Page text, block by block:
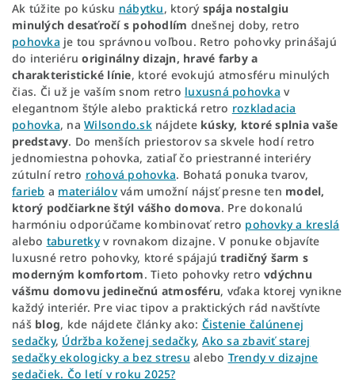
Ak túžite po kúsku nábytku, ktorý spája nostalgiu
minulých desaťročí s pohodlím dnešnej doby, retro
pohovka je tou správnou voľbou. Retro pohovky prinášajú
do interiéruoriginálny dizajn, hravé farby a
charakteristické línie, ktoré evokujú atmosféru minulých
čias. Či už je vaším snom retro luxusná pohovka v
elegantnom štýle alebo praktická retro rozkladacia
pohovka, na Wilsondo.sknájdete kúsky, ktoré splnia vaše
predstavy. Do menších priestorov sa skvele hodí retro
jednomiestna pohovka, zatiaľ čo priestranné interiéry
zútulní retro rohová pohovka. Bohatá ponuka tvarov,
farieb a materiálovvám umožní nájsť presne ten model,
ktorý podčiarkne štýl vášho domova. Pre dokonalú
harmóniu odporúčame kombinovať retro pohovky a kreslá
alebo taburetkyv rovnakom dizajne. V ponuke objavíte
luxusné retro pohovky, ktoré spájajútradičný šarm s
moderným komfortom. Tieto pohovky retro vdýchnu
vášmu domovu jedinečnú atmosféru, vďaka ktorej vynikne
každý interiér. Pre viac tipov a praktických rád navštívte
náš blog, kde nájdete články ako: Čistenie čalúnenej
sedačky, Údržba koženej sedačky,Ako sa zbaviť starej
sedačky ekologicky a bez stresu alebo Trendy v dizajne
sedačiek. Čo letí v roku 2025?